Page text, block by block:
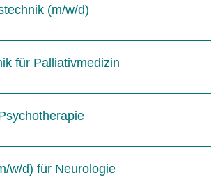
(m/w/d)
für Palliativmedizin
w/d) für Neurologie